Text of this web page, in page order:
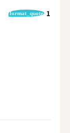
format_quote 1